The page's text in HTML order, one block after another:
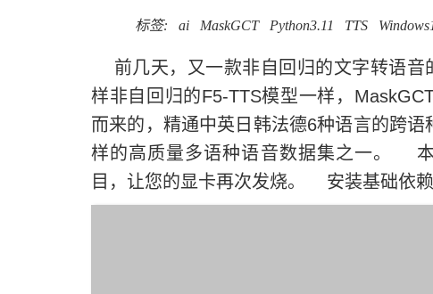
标签: ai MaskGCT Python3.11 TTS
前几天，又一款非自回归的文字转语音
样非自回归的F5-TTS模型一样，
而来的，精通中英日韩法德6种语言的跨
样的高质量多语种语音数据集之一。
目，让您的显卡再次发烧。 安装基础依